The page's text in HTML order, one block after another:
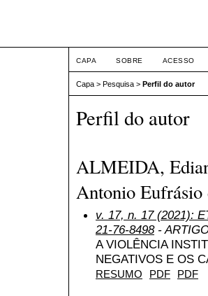
CAPA SOBRE ACESSO
Capa > Pesquisa > Perfil do autor
Perfil do autor
ALMEIDA,
Antonio
v. 17, n. 17 (2021):
21-76-8498-
A VIOLÊNCIA
NEGATIVOS E OS
RESUMO PDF PDF